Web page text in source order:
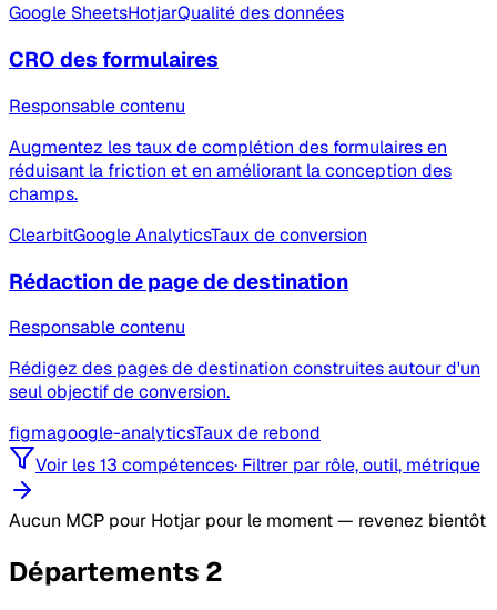
Google SheetsHotjarQualité des données
CRO des formulaires
Responsable contenu
Augmentez les taux de complétion des formulaires en
réduisant la friction et en améliorant la conception des
champs.
ClearbitGoogle AnalyticsTaux de conversion
Rédaction de page de destination
Responsable contenu
Rédigez des pages de destination construites autour d'un
seul objectif de conversion.
figmagoogle-analyticsTaux de rebond
Voir les 13 compétences· Filtrer par rôle, outil, métrique
Aucun MCP pour Hotjar pour le moment — revenez bientôt
Départements 2